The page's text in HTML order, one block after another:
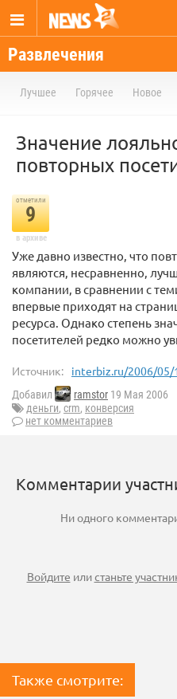
Развлечения
Лучшее Горячее Новое
Значение
повторных
отметили
9
в архиве
Уже давно известно, что
являются, несравненно,
компании, в сравнении с
впервые приходят на
ресурса. Однако степень
посетителей редко можно
Источник: interbiz.ru/2006/05/
Добавил ramstor 19 Мая 2006
деньги, crm, конверсия
нет комментариев
Комментарии
Ни одного
Войдите илистаньте
Также смотрите: